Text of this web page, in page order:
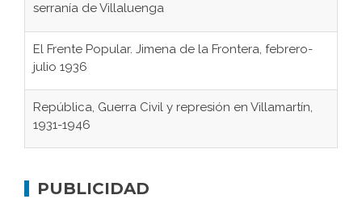
serranía de Villaluenga
El Frente Popular. Jimena de la Frontera, febrero-
julio 1936
República, Guerra Civil y represión en Villamartín,
1931-1946
concentración nazis
PUBLICIDAD